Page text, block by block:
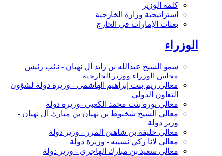
كلمة الوزير
استراتيجية وزارة الخارجية
بعثات الإمارات في الخارج
الوزراء
سمو الشيخ عبدالله بن زايد آل نهيان - نائب رئيس
مجلس الوزراء ووزير الخارجية
معالي ريم بنت إبراهيم الهاشمي - وزيرة دولة لشؤون
التعاون الدولي
معالي نورة بنت محمد الكعبي -وزيرة دولة
معالي الشيخ شخبوط بن نهيان بن مبارك آل نهيان -
وزير دولة
معالي خليفة بن شاهين المرر - وزير دولة
معالي لانا زكي نسيبه - وزيرة دولة
معالي سعيد بن مبارك الهاجري - وزير دولة